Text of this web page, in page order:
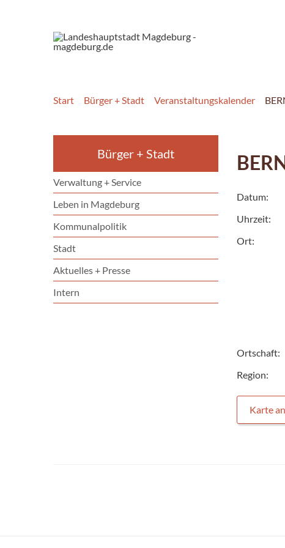
Start Bürger + Stadt Veranstaltungskalender
Bürger + Stadt
Verwaltung + Service
Leben in Magdeburg
Kommunalpolitik
Stadt
Aktuelles + Presse
Intern
Datum:
Uhrzeit:
Ort:
Ortschaft:
Region:
Karte